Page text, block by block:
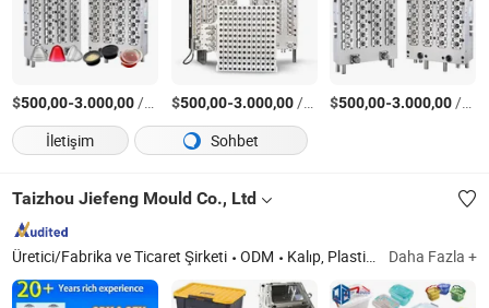
$500,00-3.000,00/Ayarla $500,00-3.000,00/Ayarla $500,00-3.000,00/Ayarla
İletişim
Sohbet
Taizhou Jiefeng Mould Co., Ltd
Üretici/Fabrika ve Ticaret Şirketi ODM Kalıp, Plastik Kalıp Daha Fazla +